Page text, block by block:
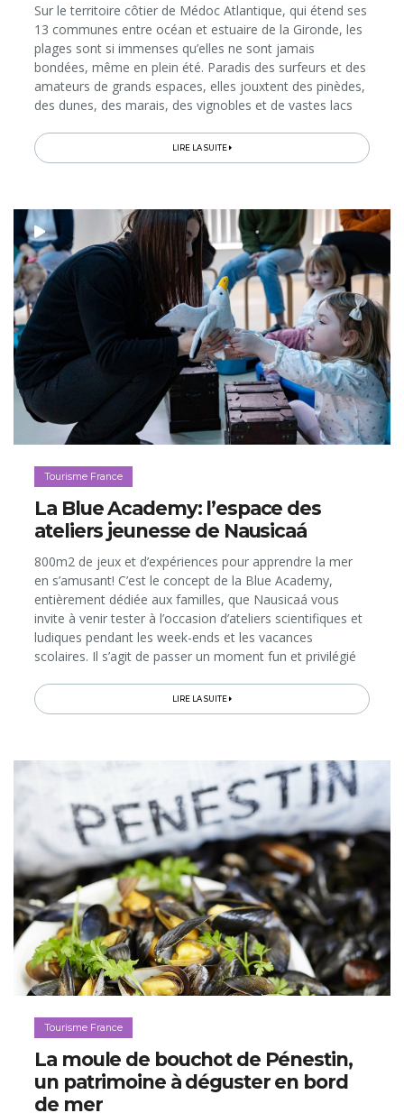
Sur le territoire côtier de Médoc Atlantique, qui étend ses
13 communes entre océan et estuaire de la Gironde, les
plages sont si immenses qu’elles ne sont jamais
bondées, même en plein été. Paradis des surfeurs et des
amateurs de grands espaces, elles jouxtent des pinèdes,
des dunes, des marais, des vignobles et de vastes lacs
route...
LIRE LA SUITE
Tourisme France
La Blue Academy: l’espace des
ateliers jeunesse de Nausicaá
800m2 de jeux et d’expériences pour apprendre la mer
en s’amusant! C’est le concept de la Blue Academy,
entièrement dédiée aux familles, que Nausicaá vous
invite à venir tester à l’occasion d’ateliers scientifiques et
ludiques pendant les week-ends et les vacances
scolaires. Il s’agit de passer un moment fun et privilégié
LIRE LA SUITE
Tourisme France
La moule de bouchot de Pénestin,
un patrimoine à déguster en bord
de mer